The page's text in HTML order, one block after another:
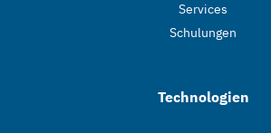
Services
Schulungen
Technologien